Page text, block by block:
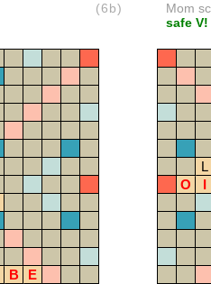
(6b)
Mom
safe V!
B
E
L
O
I